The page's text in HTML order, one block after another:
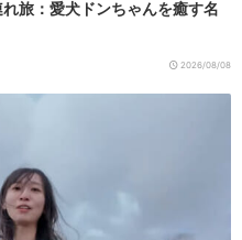
旅：愛犬ドンちゃんを癒す名
2026/08/08